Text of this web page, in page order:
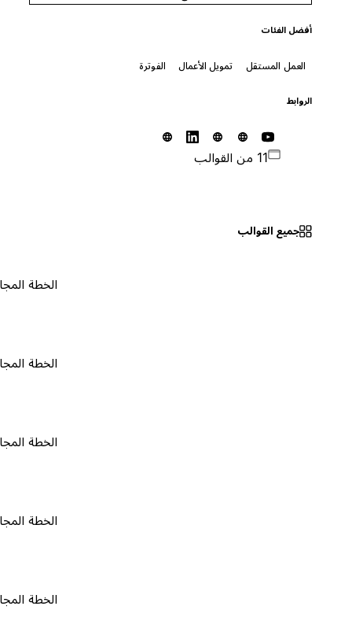
أفضل الفئات
العمل المستقل تمويل الأعمال الفوترة
جميع القوالب
الخطة المجانية ٠
الخطة المجانية ٠
الخطة المجانية ٠
الخطة المجانية ٠
الخطة المجانية ٠